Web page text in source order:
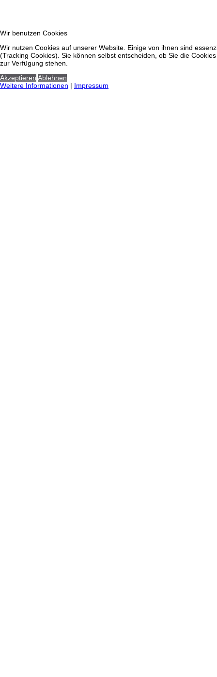
Wir benutzen Cookies
Wir nutzen Cookies auf unserer Website. Einige von ihnen sind
(Tracking Cookies). Sie können selbst entscheiden, ob Sie die
zur Verfügung stehen.
Akzeptieren Ablehnen
Weitere Informationen | Impressum